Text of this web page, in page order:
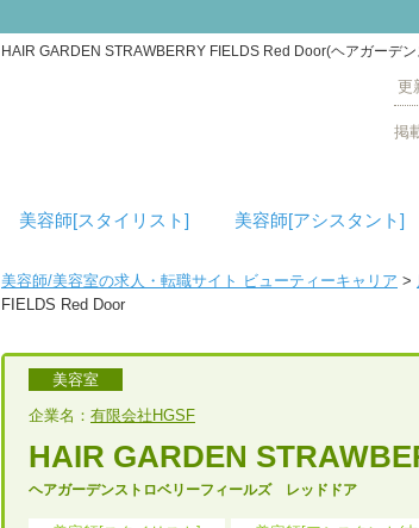
HAIR GARDEN STRAWBERRY FIELDS Red Door(ヘアガーデ
掲
美容師[スタイリスト] 美容師[アシスタント]
美容師/美容室の求人・転職サイト ビューティーキャリア >
FIELDS Red Door
美容室
企業名： 有限会社HGSF
HAIR GARDEN
ヘアガーデンストロベリーフィールズ レッドドア